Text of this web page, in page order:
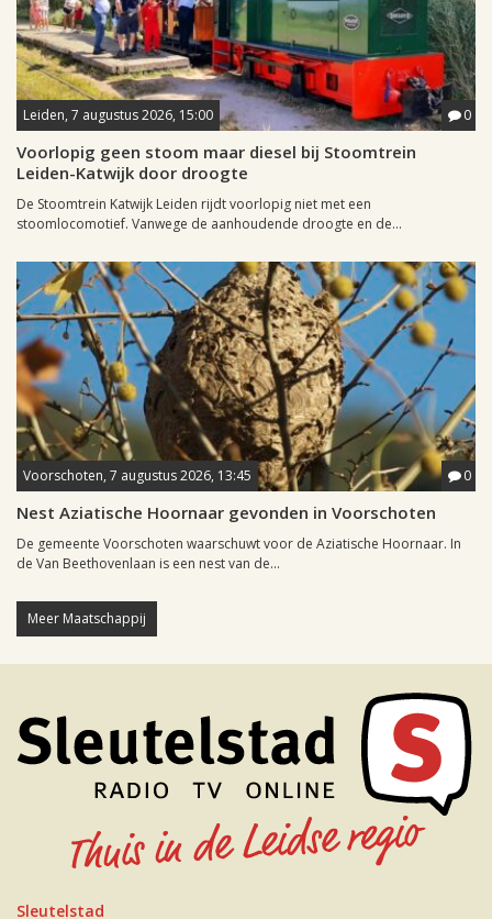
Leiden, 7 augustus 2026, 15:00 0
Voorlopig geen stoom maar diesel bij Stoomtrein
Leiden-Katwijk door droogte
De Stoomtrein Katwijk Leiden rijdt voorlopig niet met een
stoomlocomotief. Vanwege de aanhoudende droogte en de...
Voorschoten, 7 augustus 2026, 13:45 0
Nest Aziatische Hoornaar gevonden in Voorschoten
De gemeente Voorschoten waarschuwt voor de Aziatische Hoornaar. In
de Van Beethovenlaan is een nest van de...
Meer Maatschappij
Sleutelstad